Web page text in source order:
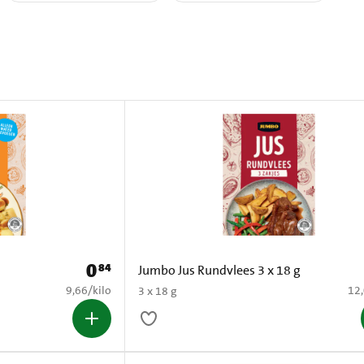
Prijs: € 0,84
084
€ 9,66 per kilo
9,66/kilo
Jumbo Jus Rundvlees 3 x 18 g
3 x 18 g
€